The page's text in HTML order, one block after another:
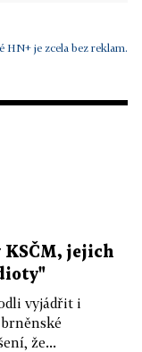
HN+ je zcela bez reklam.
jejich
vyjádřit i
že...